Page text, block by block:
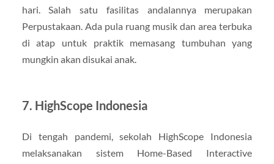
hari. Salah satu fasilitas andalannya merupakan
Perpustakaan. Ada pula ruang musik dan area terbuka
di atap untuk praktik memasang tumbuhan yang
mungkin akan disukai anak.
7. HighScope Indonesia
Di tengah pandemi, sekolah HighScope Indonesia
melaksanakan sistem Home-Based Interactive